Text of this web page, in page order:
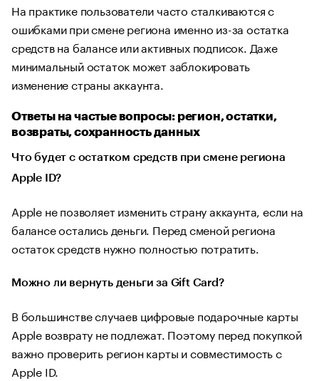
На практике пользователи часто сталкиваются с
ошибками при смене региона именно из-за остатка
средств на балансе или активных подписок. Даже
минимальный остаток может заблокировать
изменение страны аккаунта.
Ответы на частые вопросы: регион, остатки,
возвраты, сохранность данных
Что будет с остатком средств при смене региона
Apple ID?
Apple не позволяет изменить страну аккаунта, если на
балансе остались деньги. Перед сменой региона
остаток средств нужно полностью потратить.
Можно ли вернуть деньги за Gift Card?
В большинстве случаев цифровые подарочные карты
Apple возврату не подлежат. Поэтому перед покупкой
важно проверить регион карты и совместимость с
Apple ID.